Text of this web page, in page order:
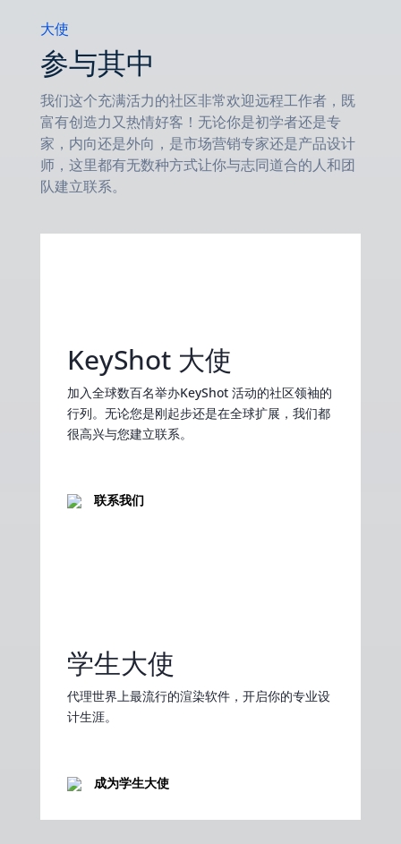
大使
参与其中
我们这个充满活力的社区非常欢迎远程工作者，既
富有创造力又热情好客！无论你是初学者还是专
家，内向还是外向，是市场营销专家还是产品设计
师，这里都有无数种方式让你与志同道合的人和团
队建立联系。
KeyShot 大使
加入全球数百名举办KeyShot 活动的社区领袖的
行列。无论您是刚起步还是在全球扩展，我们都
很高兴与您建立联系。
联系我们
学生大使
代理世界上最流行的渲染软件，开启你的专业设
计生涯。
成为学生大使